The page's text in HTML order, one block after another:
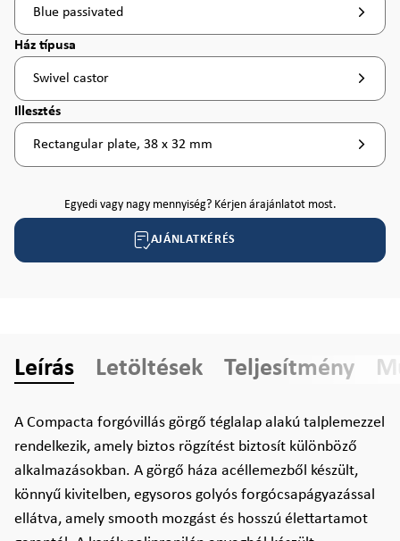
Blue passivated
Válasszon
Ház típusa
Swivel castor
Válasszon
Illesztés
Rectangular plate, 38 x 32 mm
Egyedi vagy nagy mennyiség? Kérjen árajánlatot most.
AJÁNLATKÉRÉS
Leírás Letöltések Teljesítmény
A Compacta forgóvillás görgő téglalap alakú talplemezzel
rendelkezik, amely biztos rögzítést biztosít különböző
alkalmazásokban. A görgő háza acéllemezből készült,
könnyű kivitelben, egysoros golyós forgócsapágyazással
ellátva, amely smooth mozgást és hosszú élettartamot